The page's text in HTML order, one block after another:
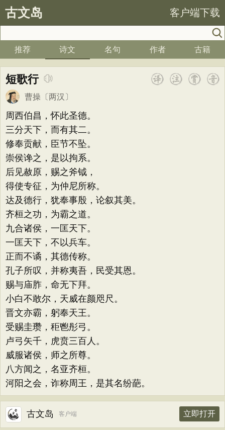
古文岛 客户端下载
推荐 诗文 名句 作者 古籍
短歌行
曹操 〔两汉〕
周西伯昌，怀此圣德。
三分天下，而有其二。
修奉贡献，臣节不坠。
崇侯谗之，是以拘系。
后见赦原，赐之斧钺，
得使专征，为仲尼所称。
达及德行，犹奉事殷，论叙其美。
齐桓之功，为霸之道。
九合诸侯，一匡天下。
一匡天下，不以兵车。
正而不谲，其德传称。
孔子所叹，并称夷吾，民受其恩。
赐与庙胙，命无下拜。
小白不敢尔，天威在颜咫尺。
晋文亦霸，躬奉天王。
受赐圭瓒，秬鬯彤弓。
卢弓矢千，虎贲三百人。
威服诸侯，师之所尊。
八方闻之，名亚齐桓。
河阳之会，诈称周王，是其名纷葩。
古文岛 客户端 立即打开